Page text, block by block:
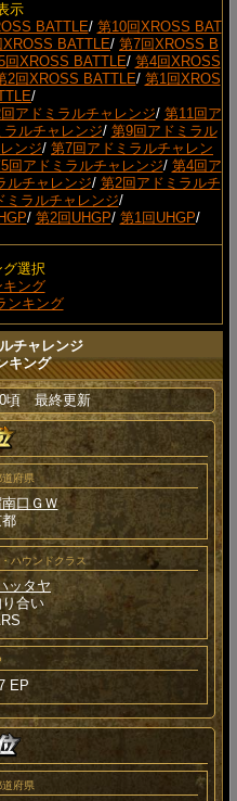
示
BATTLE/ 第10回XROSS BAT
XROSS BATTLE/ 第7回XROSS B
回XROSS BATTLE/ 第4回XROSS
2回XROSS BATTLE/ 第1回XROS
/
アドミラルチャレンジ/ 第11回ア
ルチャレンジ/ 第9回アドミラル
ンジ/ 第7回アドミラルチャレン
回アドミラルチャレンジ/ 第4回ア
ルチャレンジ/ 第2回アドミラルチ
ミラルチャレンジ/
/ 第2回UHGP/ 第1回UHGP/
グ選択
キング
ンキング
チャレンジ
キング
頃 最終更新
府県
口ＧＷ
ハウンドクラス
ッタヤ
合い
EP
道府県